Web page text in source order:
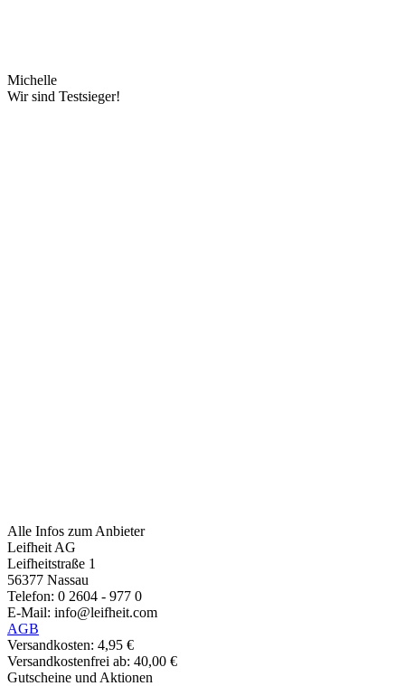
Michelle
Wir sind Testsieger!
Alle Infos zum Anbieter
Leifheit AG
Leifheitstraße 1
56377 Nassau
Telefon: 0 2604 - 977 0
E-Mail: info@leifheit.com
AGB
Versandkosten: 4,95 €
Versandkostenfrei ab: 40,00 €
Gutscheine und Aktionen